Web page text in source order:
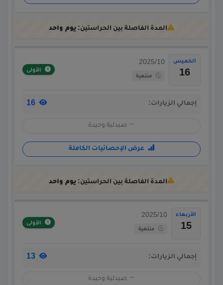
المدة الفاصلة بين الحراستين: يوم واحد
الخميس
16
2025/10
منتهية
الأولى
إجمالي الزيارات:
صيدلية وحيدة
عرض الإحصائيات الكاملة
المدة الفاصلة بين الحراستين: يوم واحد
الأربعاء
15
2025/10
منتهية
الأولى
إجمالي الزيارات:
صيدلية وحيدة